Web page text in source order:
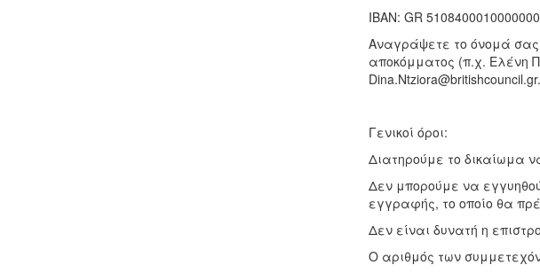
IBAN: GR
Αναγράψετε το όνομά σας
αποκόμματος (π.χ. Ελένη
Dina.Ntziora@britishcouncil.gr.
Γενικοί όροι:
Διατηρούμε το δικαίωμα
Δεν μπορούμε να
εγγραφής, το οποίο θα
Δεν είναι δυνατή η
Ο αριθμός των